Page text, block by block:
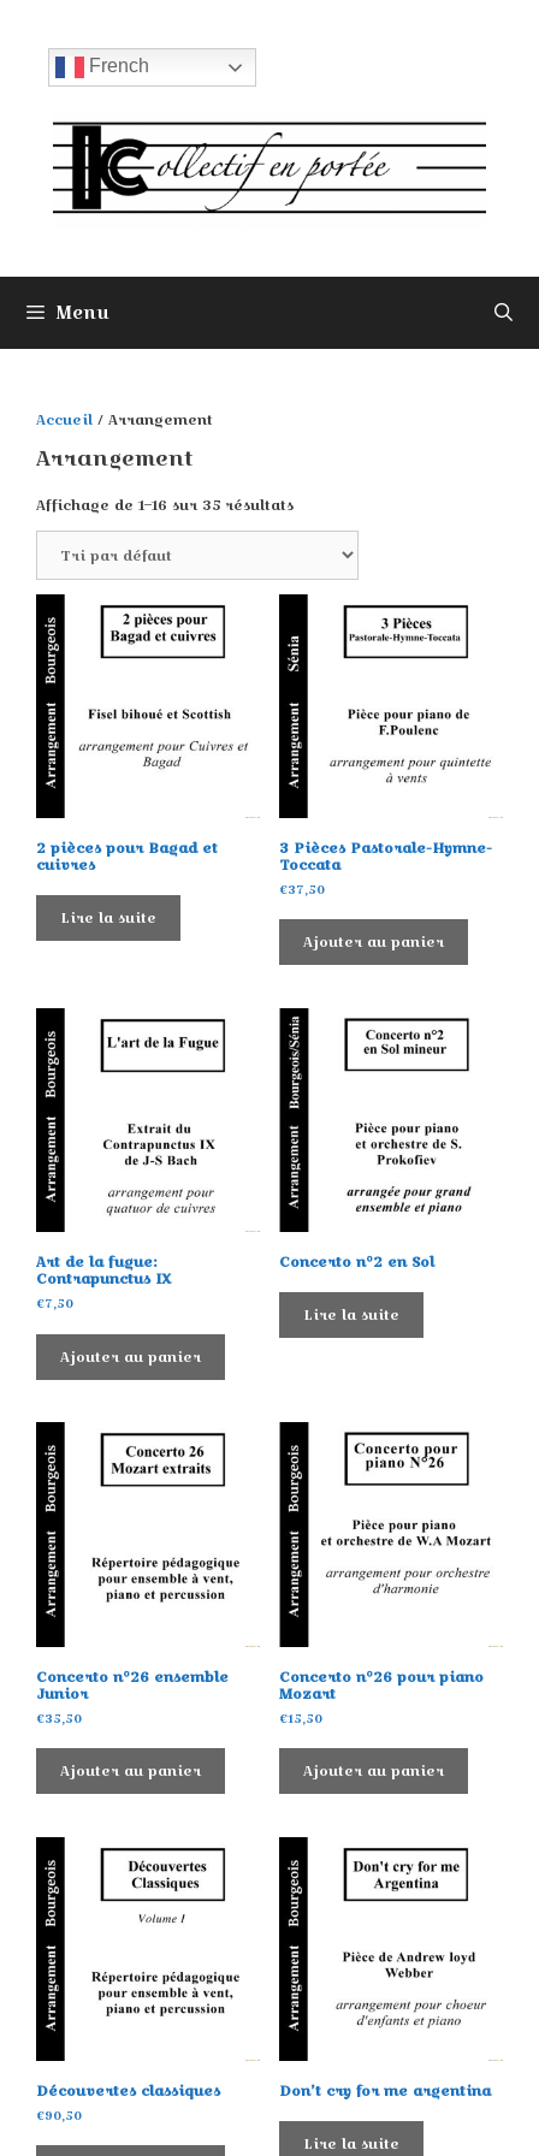
contenu
French
Menu
Accueil/ Arrangement
Arrangement
Affichage de 1–16 sur 35 résultats
2 pièces pour Bagad et
cuivres
Lire la suite
3 Pièces Pastorale-Hymne-
Toccata
€37,50
Ajouter au panier
Art de la fugue:
Contrapunctus IX
€7,50
Ajouter au panier
Concerto n°2 en Sol
Lire la suite
Concerto n°26 ensemble
Junior
€35,50
Ajouter au panier
Concerto n°26 pour piano
Mozart
€15,50
Ajouter au panier
Découvertes classiques
€90,50
Don’t cry for me argentina
Lire la suite